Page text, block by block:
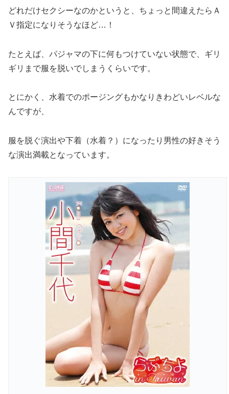
どれだけセクシーなのかというと、ちょっと間違えたらＡ
Ｖ指定になりそうなほど…！
たとえば、パジャマの下に何もつけていない状態で、ギリ
ギリまで服を脱いでしまうくらいです。
とにかく、水着でのポージングもかなりきわどいレベルな
んですが、
服を脱ぐ演出や下着（水着？）になったり男性の好きそう
な演出満載となっています。